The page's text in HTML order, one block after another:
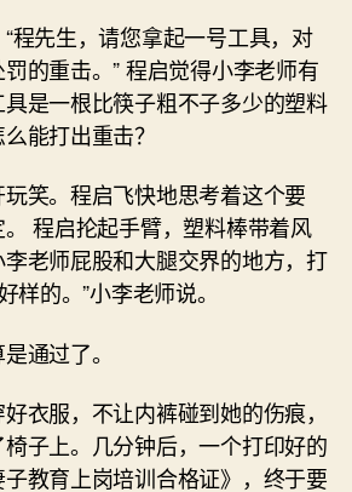
程先生，请您拿起一号工具，对
的重击。” 程启觉得小李老师有
是一根比筷子粗不子多少的塑料
能打出重击？
笑。程启飞快地思考着这个要
程启抡起手臂，塑料棒带着风
老师屁股和大腿交界的地方，打
样的。”小李老师说。
通过了。
衣服，不让内裤碰到她的伤痕，
子上。几分钟后，一个打印好的
教育上岗培训合格证》，终于要